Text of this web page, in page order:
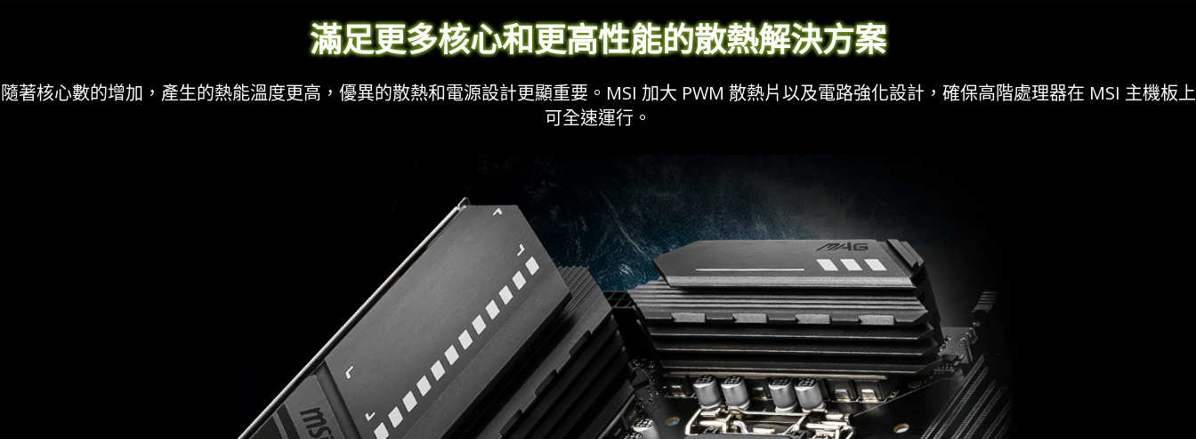
滿足更多核心和更高性能的散熱解決方案
隨著核心數的增加，產生的熱能溫度更高，優異的散熱和電源設計更顯重要。MSI 加大 PWM 散熱片以及電路強化設計，確保高階處理器在 MSI 主機板上
可全速運行。